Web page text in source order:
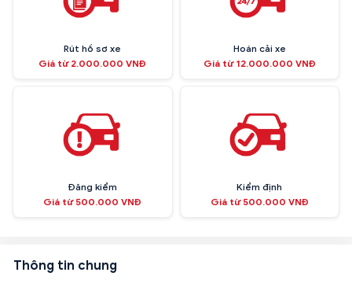
Rút hồ sơ xe
Giá từ 2.000.000 VNĐ
Hoán cải xe
Giá từ 12.000.000 VNĐ
Đăng kiểm
Giá từ 500.000 VNĐ
Kiểm định
Giá từ 500.000 VNĐ
Thông tin chung